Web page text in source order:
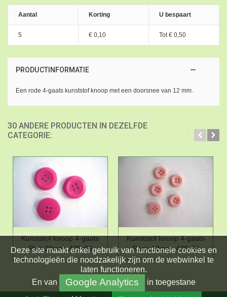
Aantal Korting U bespaart
5 € 0,10 Tot € 0,50
PRODUCTINFORMATIE
Een rode 4-gaats kunststof knoop met een doorsnee van 12 mm.
30 ANDERE PRODUCTEN IN DEZELFDE
CATEGORIE:
Kunststof knoop 4-gaats
Pink 20mm. 475-S6
Kunststof knoop 4-gaats
Roze 12mm. 476-S6
Deze site maakt enkel gebruik van functionele cookies en
technologieën die noodzakelijk zijn om de webwinkel te
laten functioneren.
En van Google Analytics
in toegestane